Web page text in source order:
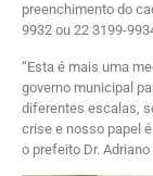
preenchimento do
9932 ou 22 3199-
“Esta é mais uma
governo municipal
diferentes escalas,
crise e nosso papel
o prefeito Dr. Adriano